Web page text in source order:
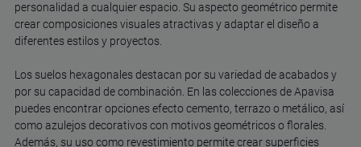
personalidad a cualquier espacio. Su aspecto geométrico permite
crear composiciones visuales atractivas y adaptar el diseño a
diferentes estilos y proyectos.
Los suelos hexagonales destacan por su variedad de acabados y
por su capacidad de combinación. En las colecciones de Apavisa
puedes encontrar opciones efecto cemento, terrazo o metálico, así
como azulejos decorativos con motivos geométricos o florales.
Además, su uso como revestimiento permite crear superficies